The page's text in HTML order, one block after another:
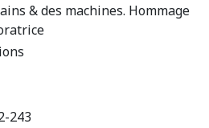
& des machines. Hommage
243